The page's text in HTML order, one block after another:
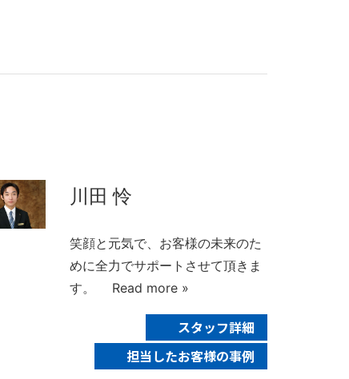
川田 怜
笑顔と元気で、お客様の未来のた
めに全力でサポートさせて頂きま
す。
Read more »
スタッフ詳細
担当したお客様の事例